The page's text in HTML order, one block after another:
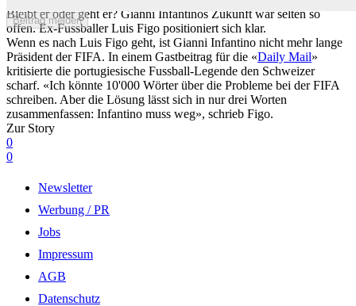
Beitrag melden
Bleibt er oder geht er? Gianni Infantinos Zukunft war selten so
offen. Ex-Fussballer Luis Figo positioniert sich klar.
Wenn es nach Luis Figo geht, ist Gianni Infantino nicht mehr lange
Präsident der FIFA. In einem Gastbeitrag für die «Daily Mail»
kritisierte die portugiesische Fussball-Legende den Schweizer
scharf. «Ich könnte 10'000 Wörter über die Probleme bei der FIFA
schreiben. Aber die Lösung lässt sich in nur drei Worten
zusammenfassen: Infantino muss weg», schrieb Figo.
Zur Story
0
0
Newsletter
Werbung / PR
Jobs
Impressum
AGB
Datenschutz